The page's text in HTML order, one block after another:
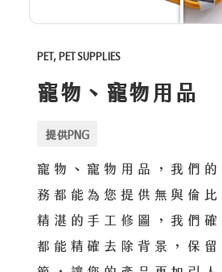
PET, PET SUPPLIES
寵物、寵物用品
提供PNG
寵物、寵物用品，我們
務都能為您提供無與倫
精湛的手工修圖，我們
都能精確去除背景，保